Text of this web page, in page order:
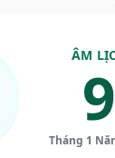
ÂM
9
Tháng 1